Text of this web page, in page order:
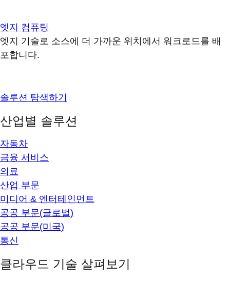
엣지 컴퓨팅
엣지 기술로 소스에 더 가까운 위치에서 워크로드를 배
포합니다.
솔루션 탐색하기
산업별 솔루션
자동차
금융 서비스
의료
산업 부문
미디어 & 엔터테인먼트
공공 부문(글로벌)
공공 부문(미국)
통신
클라우드 기술 살펴보기